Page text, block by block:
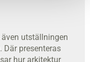
utställningen
Där presenteras
hur arkitektur